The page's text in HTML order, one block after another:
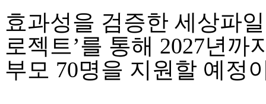
효과성을 검증한 세상파
로젝트’를 통해 2027년
부모 70명을 지원할 예정